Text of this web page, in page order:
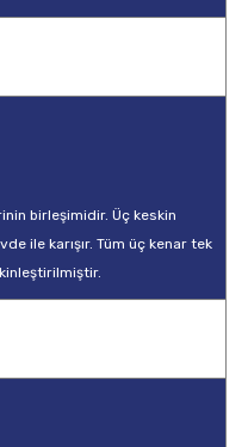
birleşimidir. Üç keskin
ile karışır. Tüm üç kenar tek